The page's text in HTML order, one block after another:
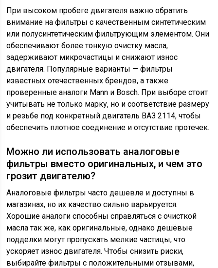
При высоком пробеге двигателя важно обратить
внимание на фильтры с качественным синтетическим
или полусинтетическим фильтрующим элементом. Они
обеспечивают более тонкую очистку масла,
задерживают микрочастицы и снижают износ
двигателя. Популярные варианты — фильтры
известных отечественных брендов, а также
проверенные аналоги Mann и Bosch. При выборе стоит
учитывать не только марку, но и соответствие размеру
и резьбе под конкретный двигатель ВАЗ 2114, чтобы
обеспечить плотное соединение и отсутствие протечек.
Можно ли использовать аналоговые
фильтры вместо оригинальных, и чем это
грозит двигателю?
Аналоговые фильтры часто дешевле и доступны в
магазинах, но их качество сильно варьируется.
Хорошие аналоги способны справляться с очисткой
масла так же, как оригинальные, однако дешёвые
подделки могут пропускать мелкие частицы, что
ускоряет износ двигателя. Чтобы снизить риски,
выбирайте фильтры с положительными отзывами,